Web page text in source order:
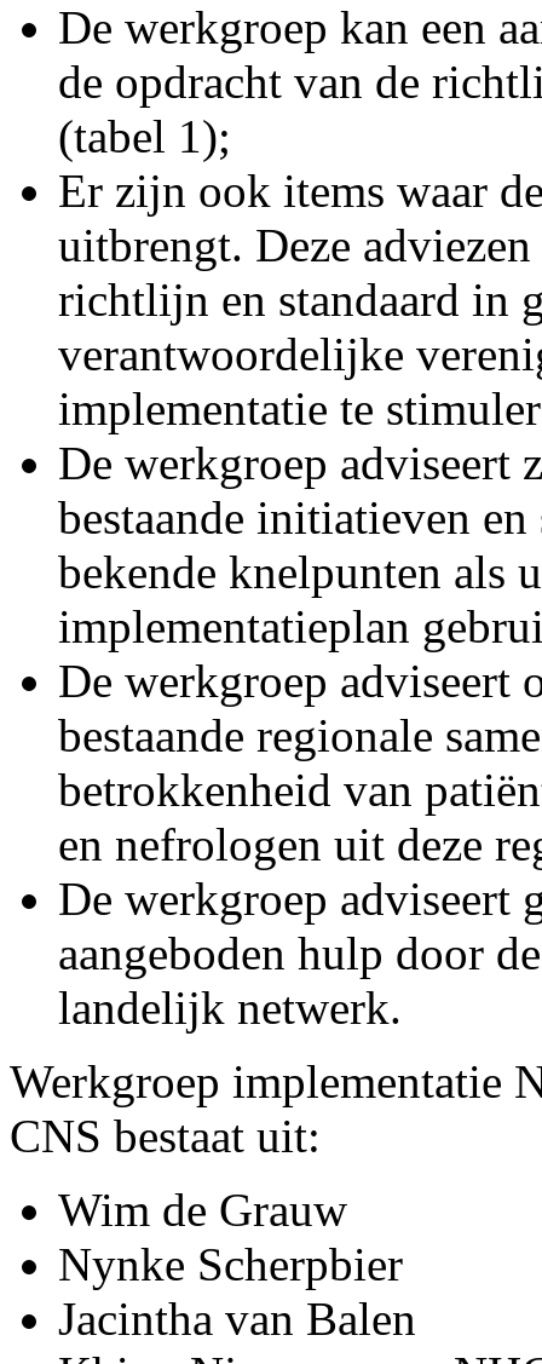
De werkgroep kan een
de opdracht van de
(tabel 1);
Er zijn ook items waar
uitbrengt. Deze
richtlijn en standaard in
verantwoordelijke
implementatie te
De werkgroep adviseert
bestaande initiatieven
bekende knelpunten als
implementatieplan
De werkgroep adviseert
bestaande regionale
betrokkenheid van
en nefrologen uit deze
De werkgroep adviseert
aangeboden hulp door
landelijk netwerk.
Werkgroep implementatie
CNS bestaat uit:
Wim de Grauw
Nynke Scherpbier
Jacintha van Balen